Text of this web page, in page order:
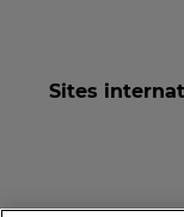
Sites